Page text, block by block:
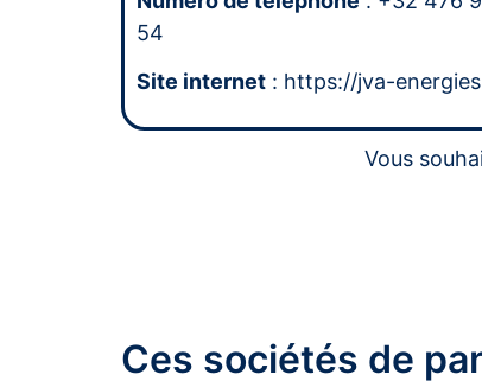
54
Site internet : https://jva-
Vous
Ces sociétés de